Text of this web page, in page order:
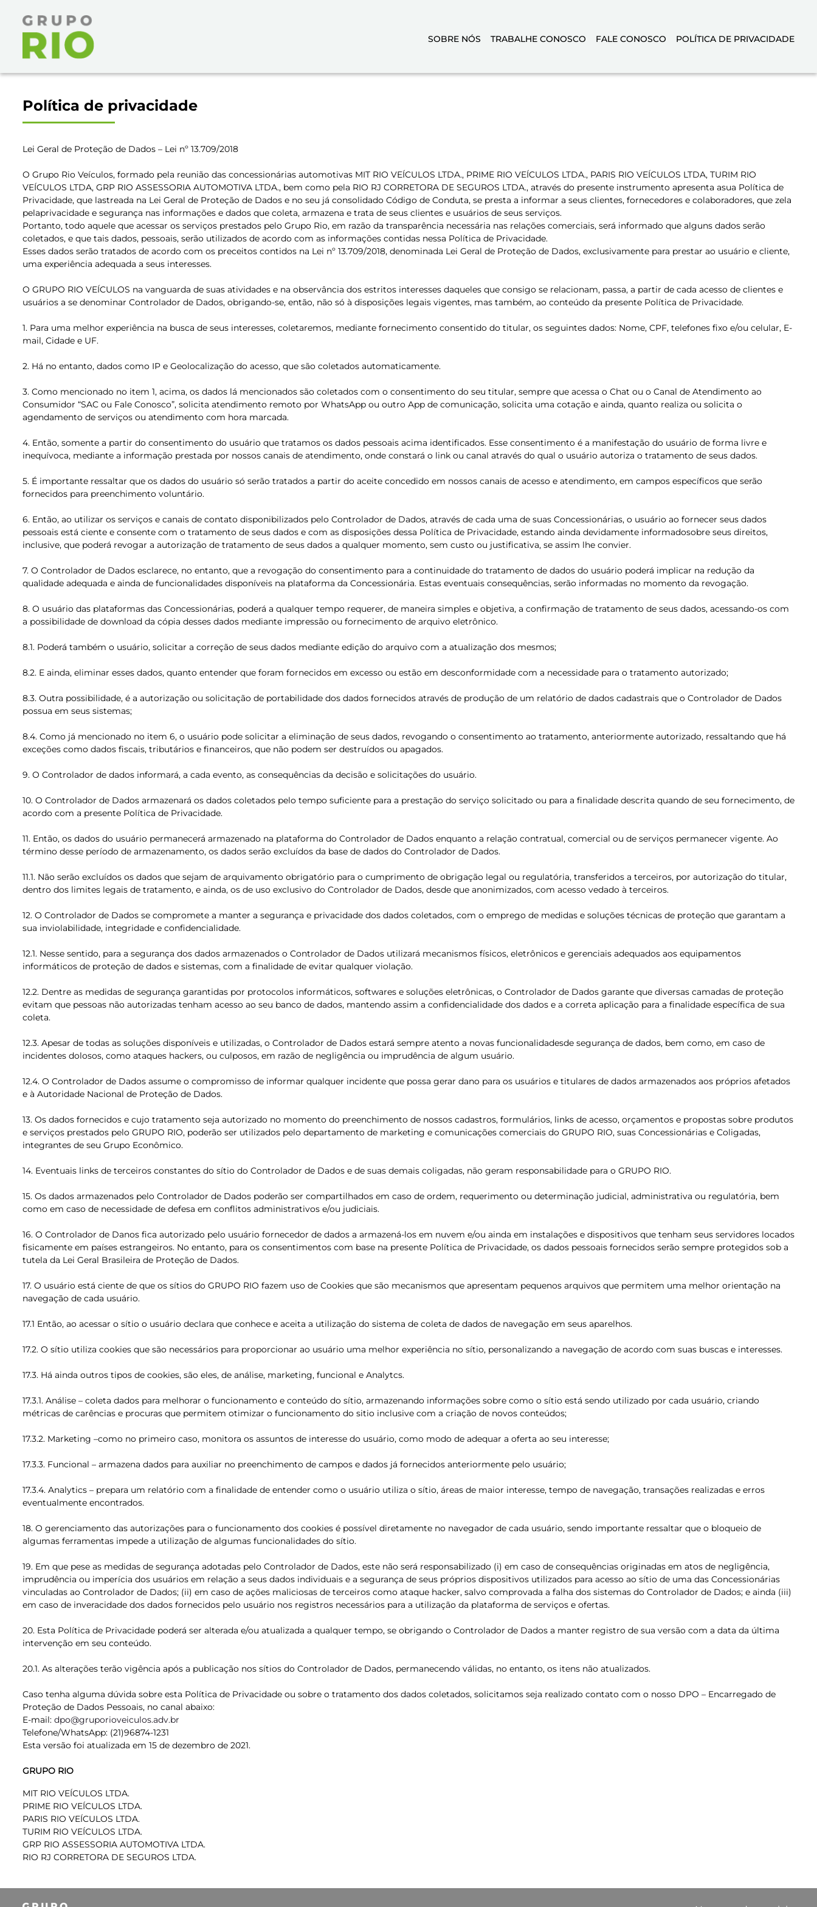
SOBRE NÓS TRABALHE CONOSCO FALE CONOSCO POLÍTICA DE PRIVACIDADE
Política de privacidade
Lei Geral de Proteção de Dados – Lei nº 13.709/2018
O Grupo Rio Veículos, formado pela reunião das concessionárias automotivas MIT RIO VEÍCULOS LTDA., PRIME RIO VEÍCULOS LTDA., PARIS RIO VEÍCULOS LTDA, TURIM RIO
VEÍCULOS LTDA, GRP RIO ASSESSORIA AUTOMOTIVA LTDA., bem como pela RIO RJ CORRETORA DE SEGUROS LTDA., através do presente instrumento apresenta asua Política de
Privacidade, que lastreada na Lei Geral de Proteção de Dados e no seu já consolidado Código de Conduta, se presta a informar a seus clientes, fornecedores e colaboradores, que zela
pelaprivacidade e segurança nas informações e dados que coleta, armazena e trata de seus clientes e usuários de seus serviços.
Portanto, todo aquele que acessar os serviços prestados pelo Grupo Rio, em razão da transparência necessária nas relações comerciais, será informado que alguns dados serão
coletados, e que tais dados, pessoais, serão utilizados de acordo com as informações contidas nessa Política de Privacidade.
Esses dados serão tratados de acordo com os preceitos contidos na Lei nº 13.709/2018, denominada Lei Geral de Proteção de Dados, exclusivamente para prestar ao usuário e cliente,
uma experiência adequada a seus interesses.
O GRUPO RIO VEÍCULOS na vanguarda de suas atividades e na observância dos estritos interesses daqueles que consigo se relacionam, passa, a partir de cada acesso de clientes e
usuários a se denominar Controlador de Dados, obrigando-se, então, não só à disposições legais vigentes, mas também, ao conteúdo da presente Política de Privacidade.
1. Para uma melhor experiência na busca de seus interesses, coletaremos, mediante fornecimento consentido do titular, os seguintes dados: Nome, CPF, telefones fixo e/ou celular, E-
mail, Cidade e UF.
2. Há no entanto, dados como IP e Geolocalização do acesso, que são coletados automaticamente.
3. Como mencionado no item 1, acima, os dados lá mencionados são coletados com o consentimento do seu titular, sempre que acessa o Chat ou o Canal de Atendimento ao
Consumidor “SAC ou Fale Conosco”, solicita atendimento remoto por WhatsApp ou outro App de comunicação, solicita uma cotação e ainda, quanto realiza ou solicita o
agendamento de serviços ou atendimento com hora marcada.
4. Então, somente a partir do consentimento do usuário que tratamos os dados pessoais acima identificados. Esse consentimento é a manifestação do usuário de forma livre e
inequívoca, mediante a informação prestada por nossos canais de atendimento, onde constará o link ou canal através do qual o usuário autoriza o tratamento de seus dados.
5. É importante ressaltar que os dados do usuário só serão tratados a partir do aceite concedido em nossos canais de acesso e atendimento, em campos específicos que serão
fornecidos para preenchimento voluntário.
6. Então, ao utilizar os serviços e canais de contato disponibilizados pelo Controlador de Dados, através de cada uma de suas Concessionárias, o usuário ao fornecer seus dados
pessoais está ciente e consente com o tratamento de seus dados e com as disposições dessa Política de Privacidade, estando ainda devidamente informadosobre seus direitos,
inclusive, que poderá revogar a autorização de tratamento de seus dados a qualquer momento, sem custo ou justificativa, se assim lhe convier.
7. O Controlador de Dados esclarece, no entanto, que a revogação do consentimento para a continuidade do tratamento de dados do usuário poderá implicar na redução da
qualidade adequada e ainda de funcionalidades disponíveis na plataforma da Concessionária. Estas eventuais consequências, serão informadas no momento da revogação.
8. O usuário das plataformas das Concessionárias, poderá a qualquer tempo requerer, de maneira simples e objetiva, a confirmação de tratamento de seus dados, acessando-os com
a possibilidade de download da cópia desses dados mediante impressão ou fornecimento de arquivo eletrônico.
8.1. Poderá também o usuário, solicitar a correção de seus dados mediante edição do arquivo com a atualização dos mesmos;
8.2. E ainda, eliminar esses dados, quanto entender que foram fornecidos em excesso ou estão em desconformidade com a necessidade para o tratamento autorizado;
8.3. Outra possibilidade, é a autorização ou solicitação de portabilidade dos dados fornecidos através de produção de um relatório de dados cadastrais que o Controlador de Dados
possua em seus sistemas;
8.4. Como já mencionado no item 6, o usuário pode solicitar a eliminação de seus dados, revogando o consentimento ao tratamento, anteriormente autorizado, ressaltando que há
exceções como dados fiscais, tributários e financeiros, que não podem ser destruídos ou apagados.
9. O Controlador de dados informará, a cada evento, as consequências da decisão e solicitações do usuário.
10. O Controlador de Dados armazenará os dados coletados pelo tempo suficiente para a prestação do serviço solicitado ou para a finalidade descrita quando de seu fornecimento, de
acordo com a presente Política de Privacidade.
11. Então, os dados do usuário permanecerá armazenado na plataforma do Controlador de Dados enquanto a relação contratual, comercial ou de serviços permanecer vigente. Ao
término desse período de armazenamento, os dados serão excluídos da base de dados do Controlador de Dados.
11.1. Não serão excluídos os dados que sejam de arquivamento obrigatório para o cumprimento de obrigação legal ou regulatória, transferidos a terceiros, por autorização do titular,
dentro dos limites legais de tratamento, e ainda, os de uso exclusivo do Controlador de Dados, desde que anonimizados, com acesso vedado à terceiros.
12. O Controlador de Dados se compromete a manter a segurança e privacidade dos dados coletados, com o emprego de medidas e soluções técnicas de proteção que garantam a
sua inviolabilidade, integridade e confidencialidade.
12.1. Nesse sentido, para a segurança dos dados armazenados o Controlador de Dados utilizará mecanismos físicos, eletrônicos e gerenciais adequados aos equipamentos
informáticos de proteção de dados e sistemas, com a finalidade de evitar qualquer violação.
12.2. Dentre as medidas de segurança garantidas por protocolos informáticos, softwares e soluções eletrônicas, o Controlador de Dados garante que diversas camadas de proteção
evitam que pessoas não autorizadas tenham acesso ao seu banco de dados, mantendo assim a confidencialidade dos dados e a correta aplicação para a finalidade específica de sua
coleta.
12.3. Apesar de todas as soluções disponíveis e utilizadas, o Controlador de Dados estará sempre atento a novas funcionalidadesde segurança de dados, bem como, em caso de
incidentes dolosos, como ataques hackers, ou culposos, em razão de negligência ou imprudência de algum usuário.
12.4. O Controlador de Dados assume o compromisso de informar qualquer incidente que possa gerar dano para os usuários e titulares de dados armazenados aos próprios afetados
e à Autoridade Nacional de Proteção de Dados.
13. Os dados fornecidos e cujo tratamento seja autorizado no momento do preenchimento de nossos cadastros, formulários, links de acesso, orçamentos e propostas sobre produtos
e serviços prestados pelo GRUPO RIO, poderão ser utilizados pelo departamento de marketing e comunicações comerciais do GRUPO RIO, suas Concessionárias e Coligadas,
integrantes de seu Grupo Econômico.
14. Eventuais links de terceiros constantes do sítio do Controlador de Dados e de suas demais coligadas, não geram responsabilidade para o GRUPO RIO.
15. Os dados armazenados pelo Controlador de Dados poderão ser compartilhados em caso de ordem, requerimento ou determinação judicial, administrativa ou regulatória, bem
como em caso de necessidade de defesa em conflitos administrativos e/ou judiciais.
16. O Controlador de Danos fica autorizado pelo usuário fornecedor de dados a armazená-los em nuvem e/ou ainda em instalações e dispositivos que tenham seus servidores locados
fisicamente em países estrangeiros. No entanto, para os consentimentos com base na presente Política de Privacidade, os dados pessoais fornecidos serão sempre protegidos sob a
tutela da Lei Geral Brasileira de Proteção de Dados.
17. O usuário está ciente de que os sítios do GRUPO RIO fazem uso de Cookies que são mecanismos que apresentam pequenos arquivos que permitem uma melhor orientação na
navegação de cada usuário.
17.1 Então, ao acessar o sítio o usuário declara que conhece e aceita a utilização do sistema de coleta de dados de navegação em seus aparelhos.
17.2. O sítio utiliza cookies que são necessários para proporcionar ao usuário uma melhor experiência no sítio, personalizando a navegação de acordo com suas buscas e interesses.
17.3. Há ainda outros tipos de cookies, são eles, de análise, marketing, funcional e Analytcs.
17.3.1. Análise – coleta dados para melhorar o funcionamento e conteúdo do sítio, armazenando informações sobre como o sítio está sendo utilizado por cada usuário, criando
métricas de carências e procuras que permitem otimizar o funcionamento do sitio inclusive com a criação de novos conteúdos;
17.3.2. Marketing –como no primeiro caso, monitora os assuntos de interesse do usuário, como modo de adequar a oferta ao seu interesse;
17.3.3. Funcional – armazena dados para auxiliar no preenchimento de campos e dados já fornecidos anteriormente pelo usuário;
17.3.4. Analytics – prepara um relatório com a finalidade de entender como o usuário utiliza o sítio, áreas de maior interesse, tempo de navegação, transações realizadas e erros
eventualmente encontrados.
18. O gerenciamento das autorizações para o funcionamento dos cookies é possível diretamente no navegador de cada usuário, sendo importante ressaltar que o bloqueio de
algumas ferramentas impede a utilização de algumas funcionalidades do sítio.
19. Em que pese as medidas de segurança adotadas pelo Controlador de Dados, este não será responsabilizado (i) em caso de consequências originadas em atos de negligência,
imprudência ou imperícia dos usuários em relação a seus dados individuais e a segurança de seus próprios dispositivos utilizados para acesso ao sítio de uma das Concessionárias
vinculadas ao Controlador de Dados; (ii) em caso de ações maliciosas de terceiros como ataque hacker, salvo comprovada a falha dos sistemas do Controlador de Dados; e ainda (iii)
em caso de inveracidade dos dados fornecidos pelo usuário nos registros necessários para a utilização da plataforma de serviços e ofertas.
20. Esta Política de Privacidade poderá ser alterada e/ou atualizada a qualquer tempo, se obrigando o Controlador de Dados a manter registro de sua versão com a data da última
intervenção em seu conteúdo.
20.1. As alterações terão vigência após a publicação nos sítios do Controlador de Dados, permanecendo válidas, no entanto, os itens não atualizados.
Caso tenha alguma dúvida sobre esta Política de Privacidade ou sobre o tratamento dos dados coletados, solicitamos seja realizado contato com o nosso DPO – Encarregado de
Proteção de Dados Pessoais, no canal abaixo:
E-mail: dpo@gruporioveiculos.adv.br
Telefone/WhatsApp: (21)96874-1231
Esta versão foi atualizada em 15 de dezembro de 2021.
GRUPO RIO
MIT RIO VEÍCULOS LTDA.
PRIME RIO VEÍCULOS LTDA.
PARIS RIO VEÍCULOS LTDA.
TURIM RIO VEÍCULOS LTDA.
GRP RIO ASSESSORIA AUTOMOTIVA LTDA.
RIO RJ CORRETORA DE SEGUROS LTDA.